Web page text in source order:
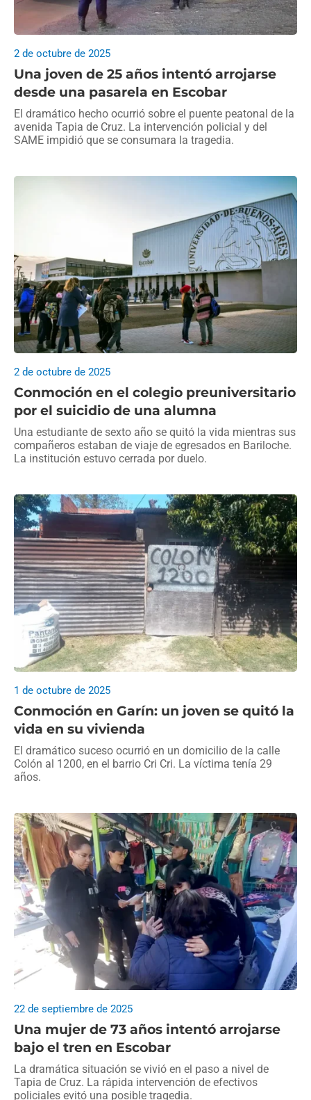
Una joven de 25 años intentó arrojarse
desde una pasarela en Escobar
2 de octubre de 2025
El dramático hecho ocurrió sobre el puente peatonal de la
avenida Tapia de Cruz. La intervención policial y del
SAME impidió que se consumara la tragedia.
Conmoción en el colegio preuniversitario
por el suicidio de una alumna
2 de octubre de 2025
Una estudiante de sexto año se quitó la vida mientras sus
compañeros estaban de viaje de egresados en Bariloche.
La institución estuvo cerrada por duelo.
Conmoción en Garín: un joven se quitó la
vida en su vivienda
1 de octubre de 2025
El dramático suceso ocurrió en un domicilio de la calle
Colón al 1200, en el barrio Cri Cri. La víctima tenía 29
años.
Una mujer de 73 años intentó arrojarse
bajo el tren en Escobar
22 de septiembre de 2025
La dramática situación se vivió en el paso a nivel de
Tapia de Cruz. La rápida intervención de efectivos
policiales evitó una posible tragedia.